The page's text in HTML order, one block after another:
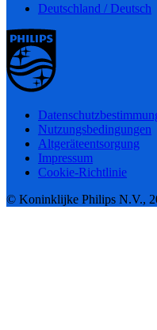
Deutschland / Deutsch
Nutzungsbedingungen
Altgeräteentsorgung
Impressum
Cookie-Richtlinie
© Koninklijke Philips N.V.,